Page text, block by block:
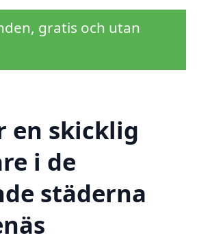
gratis och utan
en skicklig
i de
städerna